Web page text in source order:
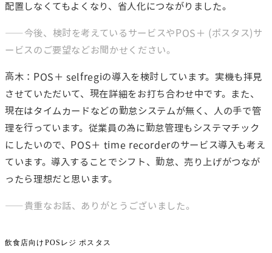
配置しなくてもよくなり、省人化につながりました。
――今後、検討を考えているサービスやPOS＋ (ポスタス)サ
ービスのご要望などお聞かせください。
高木：POS＋ selfregiの導入を検討しています。実機も拝見
させていただいて、現在詳細をお打ち合わせ中です。また、
現在はタイムカードなどの勤怠システムが無く、人の手で管
理を行っています。従業員の為に勤怠管理もシステマチック
にしたいので、POS＋ time recorderのサービス導入も考え
ています。導入することでシフト、勤怠、売り上げがつなが
ったら理想だと思います。
――貴重なお話、ありがとうございました。
飲食店向けPOSレジポスタス